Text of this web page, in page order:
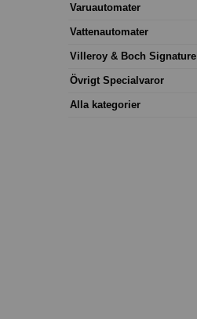
Varuautomater
Vattenautomater
Villeroy & Boch Signature
Övrigt Specialvaror
Alla kategorier